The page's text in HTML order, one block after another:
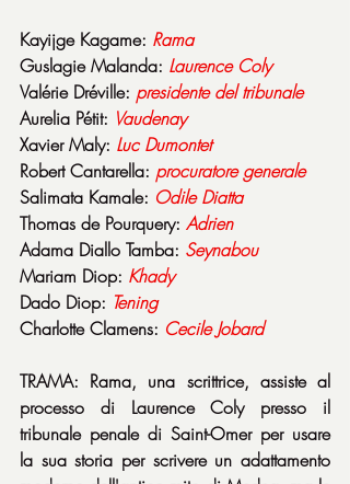
Kayijge Kagame: Rama
Guslagie Malanda: Laurence Coly
Valérie Dréville: presidente del tribunale
Aurelia Pétit: Vaudenay
Xavier Maly: Luc Dumontet
Robert Cantarella: procuratore generale
Salimata Kamale: Odile Diatta
Thomas de Pourquery: Adrien
Adama Diallo Tamba: Seynabou
Mariam Diop: Khady
Dado Diop: Tening
Charlotte Clamens: Cecile Jobard
TRAMA: Rama, una scrittrice, assiste al
processo di Laurence Coly presso il
tribunale penale di Saint-Omer per usare
la sua storia per scrivere un adattamento